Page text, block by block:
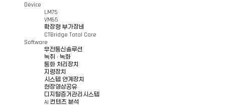
Device
LM75
VM65
확장형 부가장비
CTBridge Total Care
Software
무전통신솔루션
녹취 · 녹화
통화 처리장치
지령장치
시스템 연계장치
현장영상공유
디지털증거관리시스템
AI 컨텐츠 분석